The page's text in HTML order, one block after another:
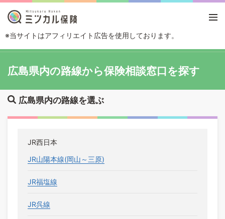
※当サイトはアフィリエイト広告を使用しております。
広島県内の路線から保険相談窓口を探す
広島県内の路線を選ぶ
JR西日本
JR山陽本線(岡山～三原)
JR福塩線
JR呉線